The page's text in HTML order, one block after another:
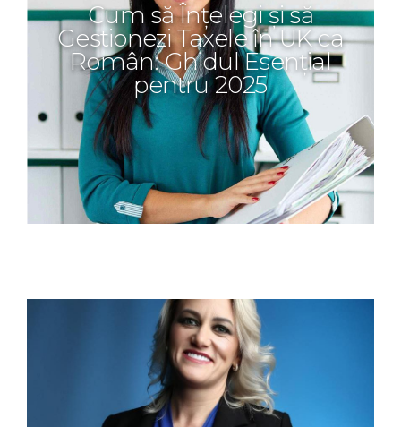
Cum să Înțelegi și să
Gestionezi Taxele în UK ca
Român: Ghidul Esențial
pentru 2025